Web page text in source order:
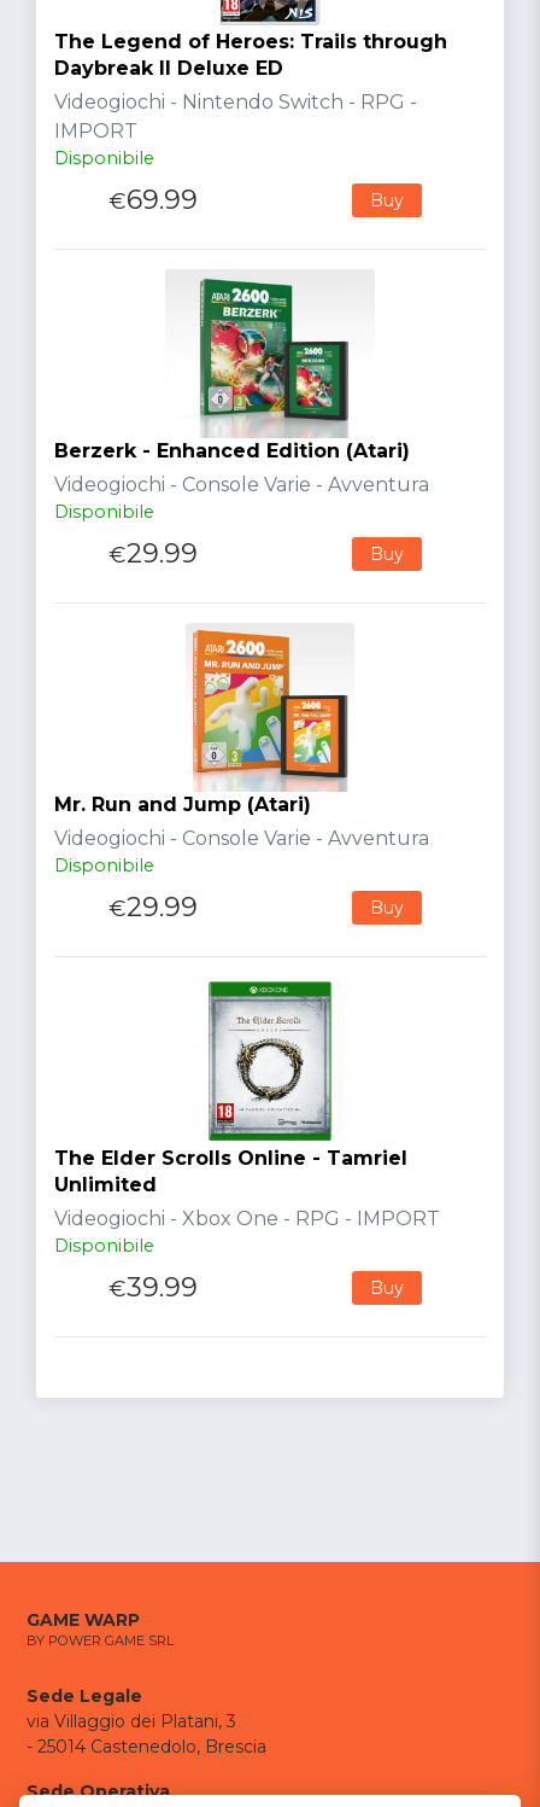
The Legend of Heroes: Trails through
Daybreak II Deluxe ED
Videogiochi - Nintendo Switch - RPG -
IMPORT
Disponibile
€69.99 Buy
Berzerk - Enhanced Edition (Atari)
Videogiochi - Console Varie - Avventura
Disponibile
€29.99 Buy
Mr. Run and Jump (Atari)
Videogiochi - Console Varie - Avventura
Disponibile
€29.99 Buy
The Elder Scrolls Online - Tamriel
Unlimited
Videogiochi - Xbox One - RPG - IMPORT
Disponibile
€39.99 Buy
GAME WARP
BY POWER GAME SRL
Sede Legale
via Villaggio dei Platani, 3
- 25014 Castenedolo, Brescia
Sede Operativa